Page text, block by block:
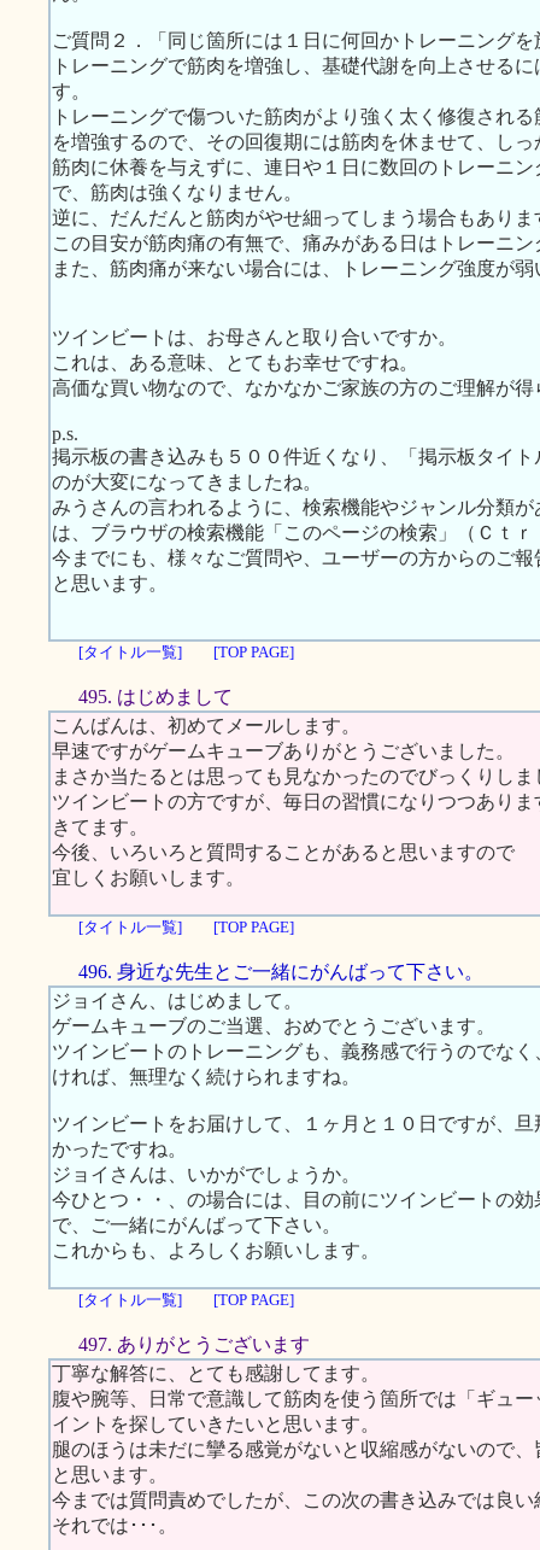
ご質問２．「同じ箇所には１日に何回かトレーニング
トレーニングで筋肉を増強し、基礎代謝を向上させる
す。
トレーニングで傷ついた筋肉がより強く太く修復され
を増強するので、その回復期には筋肉を休ませて、し
筋肉に休養を与えずに、連日や１日に数回のトレーニ
で、筋肉は強くなりません。
逆に、だんだんと筋肉がやせ細ってしまう場合もありま
この目安が筋肉痛の有無で、痛みがある日はトレーニ
また、筋肉痛が来ない場合には、トレーニング強度が
ツインビートは、お母さんと取り合いですか。
これは、ある意味、とてもお幸せですね。
高価な買い物なので、なかなかご家族の方のご理解が
p.s.
掲示板の書き込みも５００件近くなり、「掲示板タイ
のが大変になってきましたね。
みうさんの言われるように、検索機能やジャンル分類
は、ブラウザの検索機能「このページの検索」（Ｃｔ
今までにも、様々なご質問や、ユーザーの方からのご
と思います。
[タイトル一覧] [TOP PAGE]
495. はじめまして
こんばんは、初めてメールします。
早速ですがゲームキューブありがとうございました。
まさか当たるとは思っても見なかったのでびっくりしま
ツインビートの方ですが、毎日の習慣になりつつあり
きてます。
今後、いろいろと質問することがあると思いますので
宜しくお願いします。
[タイトル一覧] [TOP PAGE]
496. 身近な先生とご一緒にがんばって下さい。
ジョイさん、はじめまして。
ゲームキューブのご当選、おめでとうございます。
ツインビートのトレーニングも、義務感で行うのでな
ければ、無理なく続けられますね。
ツインビートをお届けして、１ヶ月と１０日ですが、
かったですね。
ジョイさんは、いかがでしょうか。
今ひとつ・・、の場合には、目の前にツインビートの
で、ご一緒にがんばって下さい。
これからも、よろしくお願いします。
[タイトル一覧] [TOP PAGE]
497. ありがとうございます
丁寧な解答に、とても感謝してます。
腹や腕等、日常で意識して筋肉を使う箇所では「ギュ
イントを探していきたいと思います。
腿のほうは未だに攣る感覚がないと収縮感がないので
と思います。
今までは質問責めでしたが、この次の書き込みでは良
それでは･･･。